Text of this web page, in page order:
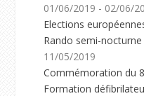
01/06/2019 - 02/06/
Elections
Rando semi-
11/05/2019
Commémoration du
Formation